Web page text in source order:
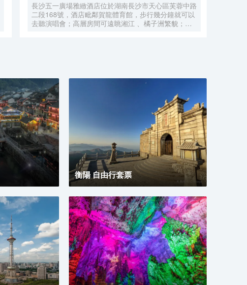
長沙五一廣場雅緻酒店位於湖南長沙市天心區芙蓉中路
二段168號，酒店毗鄰賀龍體育館，步行幾分鐘就可以
去聽演唱會；高層房間可遠眺湘江 、橘子洲繁貌；酒
小奢於居，大奢於心，以形 、 味 、 聲的立體構建傳
遞養生智慧 ， 這就是雅緻品牌酒店的東方生活哲學，
更為每一個在城市中漂泊奔忙的心靈 ， 營造尊貴、養
心生活空間 ， 為客人提供大隱於市的度假體驗。
衡陽 自由行套票